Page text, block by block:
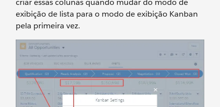
criar essas colunas quando mudar do modo de
exibição de lista para o modo de exibição Kanban
pela primeira vez.